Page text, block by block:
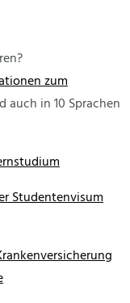
zum
auch in 10 Sprachen
Studentenvisum